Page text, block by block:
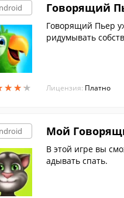
★★★
★★★
Говорящий
Говорящий Пьер
ридумывать
Лицензия: Платно
Мой
В этой игре вы
адывать спать.